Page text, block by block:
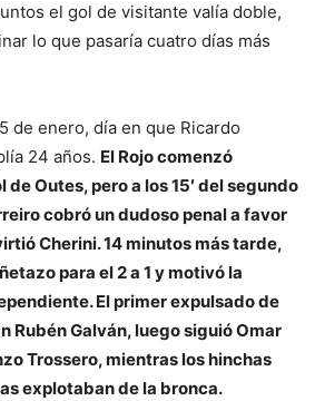
el gol de visitante valía doble,
lo que pasaría cuatro días más
de enero, día en que Ricardo
24 años. El Rojo comenzó
de Outes, pero a los 15′ del segundo
cobró un dudoso penal a favor
Cherini. 14 minutos más tarde,
para el 2 a 1 y motivó la
El primer expulsado de
Rubén Galván, luego siguió Omar
Trossero, mientras los hinchas
explotaban de la bronca.